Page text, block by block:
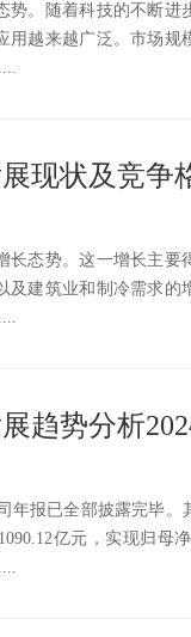
势。随着科技的不断进
用越来越广泛。市场规
现状及竞争
态势。这一增长主要
及建筑业和制冷需求的
趋势分析
年报已全部披露完毕。
亿元，实现归母